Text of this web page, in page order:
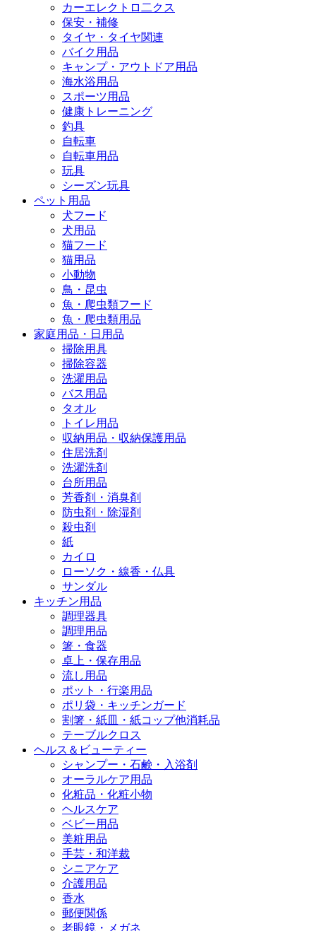
カーエレクトロ二クス
保安・補修
タイヤ・タイヤ関連
バイク用品
キャンプ・アウトドア用品
海水浴用品
スポーツ用品
健康トレーニング
釣具
自転車
自転車用品
玩具
シーズン玩具
ペット用品
犬フード
犬用品
猫フード
猫用品
小動物
鳥・昆虫
魚・爬虫類フード
魚・爬虫類用品
家庭用品・日用品
掃除用具
掃除容器
洗濯用品
バス用品
タオル
トイレ用品
収納用品・収納保護用品
住居洗剤
洗濯洗剤
台所用品
芳香剤・消臭剤
防虫剤・除湿剤
殺虫剤
紙
カイロ
ローソク・線香・仏具
サンダル
キッチン用品
調理器具
調理用品
箸・食器
卓上・保存用品
流し用品
ポット・行楽用品
ポリ袋・キッチンガード
割箸・紙皿・紙コップ他消耗品
テーブルクロス
ヘルス＆ビューティー
シャンプー・石鹸・入浴剤
オーラルケア用品
化粧品・化粧小物
ヘルスケア
ベビー用品
美粧用品
手芸・和洋裁
シニアケア
介護用品
香水
郵便関係
老眼鏡・メガネ